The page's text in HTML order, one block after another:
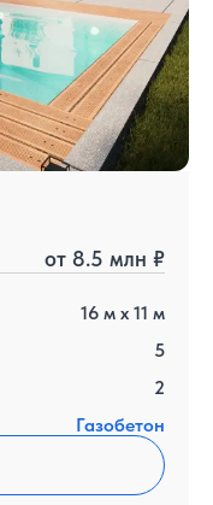
от 8.5 млн ₽
16 м x 11 м
5
2
Газобетон